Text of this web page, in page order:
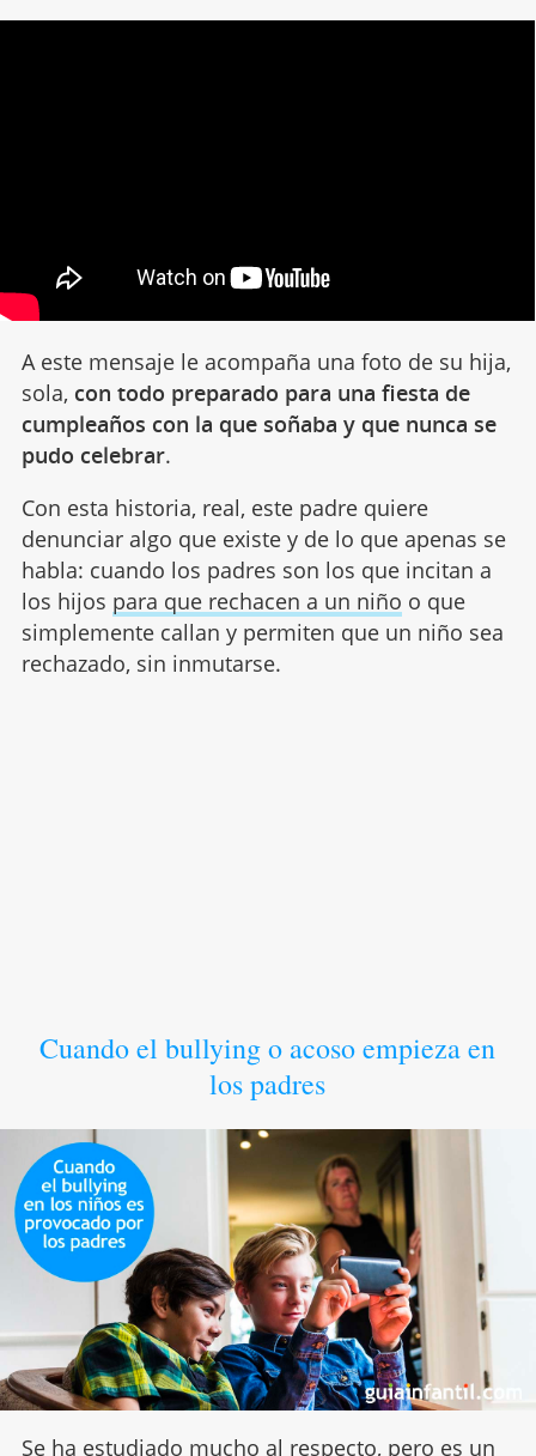
A este mensaje le acompaña una foto de su hija,
sola, con todo preparado para una fiesta de
cumpleaños con la que soñaba y que nunca se
pudo celebrar.
Con esta historia, real, este padre quiere
denunciar algo que existe y de lo que apenas se
habla: cuando los padres son los que incitan a
los hijos para que rechacen a un niño o que
simplemente callan y permiten que un niño sea
rechazado, sin inmutarse.
Cuando el bullying o acoso empieza en
los padres
Se ha estudiado mucho al respecto, pero es un